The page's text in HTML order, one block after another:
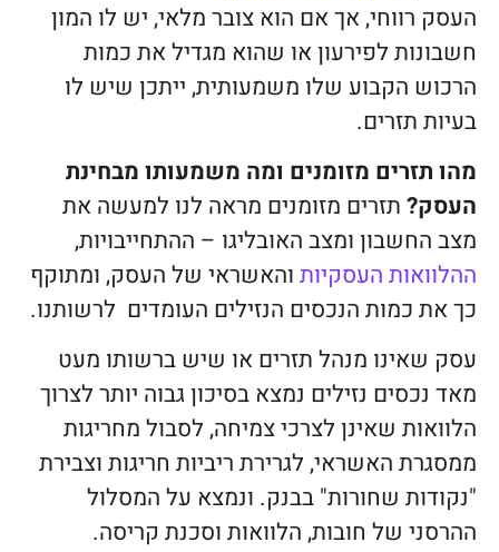
העסק רווחי, אך אם הוא צובר מלאי, יש לו המון
חשבונות לפירעון או שהוא מגדיל את כמות
הרכוש הקבוע שלו משמעותית, ייתכן שיש לו
בעיות תזרים.
מהו תזרים מזומנים ומה משמעותו מבחינת
העסק?תזרים מזומנים מראה לנו למעשה את
מצב החשבון ומצב האובליגו – ההתחייבויות,
ההלוואות העסקיותוהאשראי של העסק, ומתוקף
כך את כמות הנכסים הנזילים העומדים לרשותנו.
עסק שאינו מנהל תזרים או שיש ברשותו מעט
מאד נכסים נזילים נמצא בסיכון גבוה יותר לצרוך
הלוואות שאינן לצרכי צמיחה, לסבול מחריגות
ממסגרת האשראי, לגרירת ריביות חריגות וצבירת
"נקודות שחורות" בבנק. ונמצא על המסלול
ההרסני של חובות, הלוואות וסכנת קריסה.